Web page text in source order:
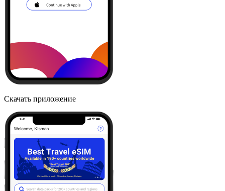
Скачать приложение